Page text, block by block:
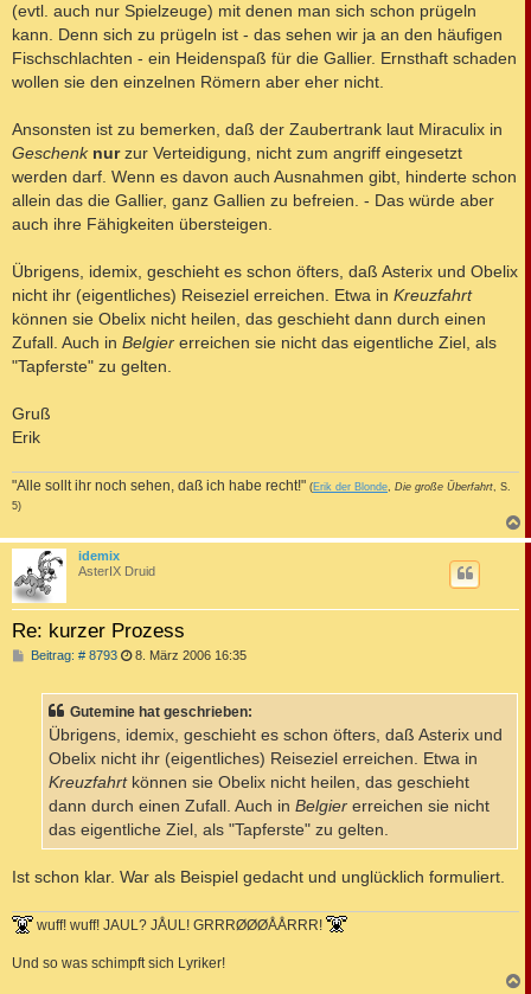
(evtl. auch nur Spielzeuge) mit denen man sich schon prügeln
kann. Denn sich zu prügeln ist - das sehen wir ja an den häufigen
Fischschlachten - ein Heidenspaß für die Gallier. Ernsthaft schaden
wollen sie den einzelnen Römern aber eher nicht.
Ansonsten ist zu bemerken, daß der Zaubertrank laut Miraculix in
Geschenk nurzur Verteidigung, nicht zum angriff eingesetzt
werden darf. Wenn es davon auch Ausnahmen gibt, hinderte schon
allein das die Gallier, ganz Gallien zu befreien. - Das würde aber
auch ihre Fähigkeiten übersteigen.
Übrigens, idemix, geschieht es schon öfters, daß Asterix und Obelix
nicht ihr (eigentliches) Reiseziel erreichen. Etwa in Kreuzfahrt
können sie Obelix nicht heilen, das geschieht dann durch einen
Zufall. Auch in Belgier erreichen sie nicht das eigentliche Ziel, als
"Tapferste" zu gelten.
Gruß
Erik
"Alle sollt ihr noch sehen, daß ich habe recht!" (Erik der Blonde Die große Überfahrt , S.
5)
a
idemix
AsterIX Druid
Re: kurzer Prozess
Beitrag: # 8793B
r
a
g
8. März 2006 16:35
Gutemine hat geschrieben:
Übrigens, idemix, geschieht es schon öfters, daß Asterix und
Obelix nicht ihr (eigentliches) Reiseziel erreichen. Etwa in
Kreuzfahrtkönnen sie Obelix nicht heilen, das geschieht
dann durch einen Zufall. Auch in Belgier erreichen sie nicht
das eigentliche Ziel, als "Tapferste" zu gelten.
Ist schon klar. War als Beispiel gedacht und unglücklich formuliert.
wuff! wuff! JAUL? JÅUL! GRRRØØØÅÅRRR!
Und so was schimpft sich Lyriker!